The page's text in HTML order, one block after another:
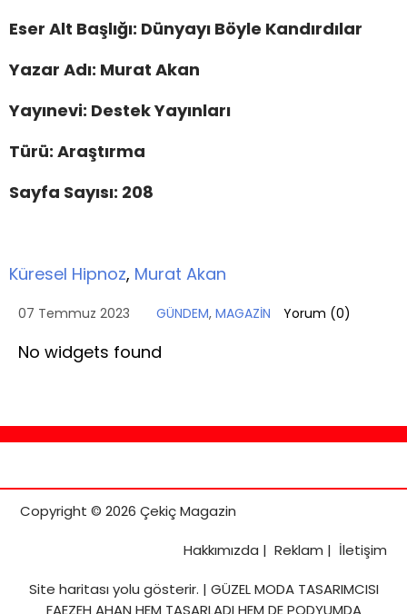
Eser Alt Başlığı: Dünyayı Böyle Kandırdılar
Yazar Adı: Murat Akan
Yayınevi: Destek Yayınları
Türü: Araştırma
Sayfa Sayısı: 208
Küresel Hipnoz, Murat Akan
07 Temmuz 2023 GÜNDEM, MAGAZİN Yorum (0)
No widgets found
Copyright © 2026 Çekiç Magazin
Hakkımızda | Reklam | İletişim
Site haritasıyolu gösterir. | GÜZEL MODA TASARIMCISI
FAEZEH AHAN HEM TASARLADI HEM DE PODYUMDA